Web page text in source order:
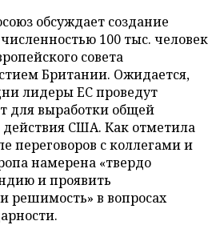
обсуждает создание
100 тыс. человек
совета
Британии. Ожидается,
лидеры ЕС проведут
для выработки общей
действия США. Как отметила
переговоров с коллегами и
намерена «твердо
и проявить
решимость» в вопросах